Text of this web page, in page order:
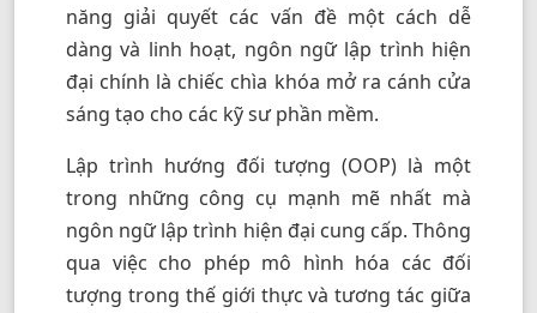
năng giải quyết các vấn đề một cách dễ
dàng và linh hoạt, ngôn ngữ lập trình hiện
đại chính là chiếc chìa khóa mở ra cánh cửa
sáng tạo cho các kỹ sư phần mềm.
Lập trình hướng đối tượng (OOP) là một
trong những công cụ mạnh mẽ nhất mà
ngôn ngữ lập trình hiện đại cung cấp. Thông
qua việc cho phép mô hình hóa các đối
tượng trong thế giới thực và tương tác giữa